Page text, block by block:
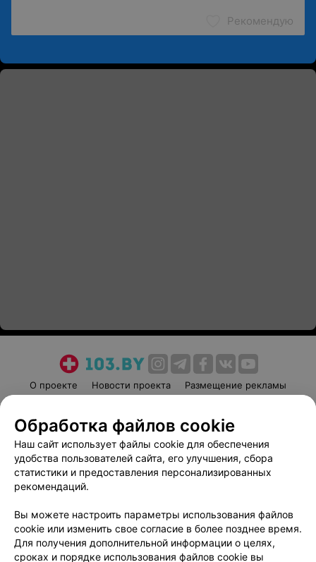
Рекомендую
О проекте Новости проекта
Размещение рекламы
Пользовательское соглашение
Способы оплаты
Вакансии
Партнеры
Написать руководителю 103.by
Обработка персональных данных
Обработка файлов cookie
Наш сайт использует файлы cookie для обеспечения
удобства пользователей сайта, его улучшения, сбора
статистики и предоставления персонализированных
рекомендаций.
Вы можете настроить параметры использования файлов
cookie или изменить свое согласие в более позднее время.
Для получения дополнительной информации о целях,
сроках и порядке использования файлов cookie вы